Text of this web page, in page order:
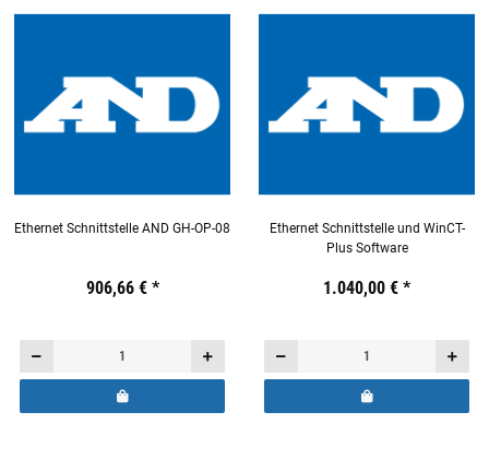
Ethernet Schnittstelle AND GH-OP-08
19,44 €inkl. 19% USt.
906,66 € *
Ethernet Schnittstelle und WinCT-
Plus Software
19,44 €inkl. 19% USt.
1.040,00 € *